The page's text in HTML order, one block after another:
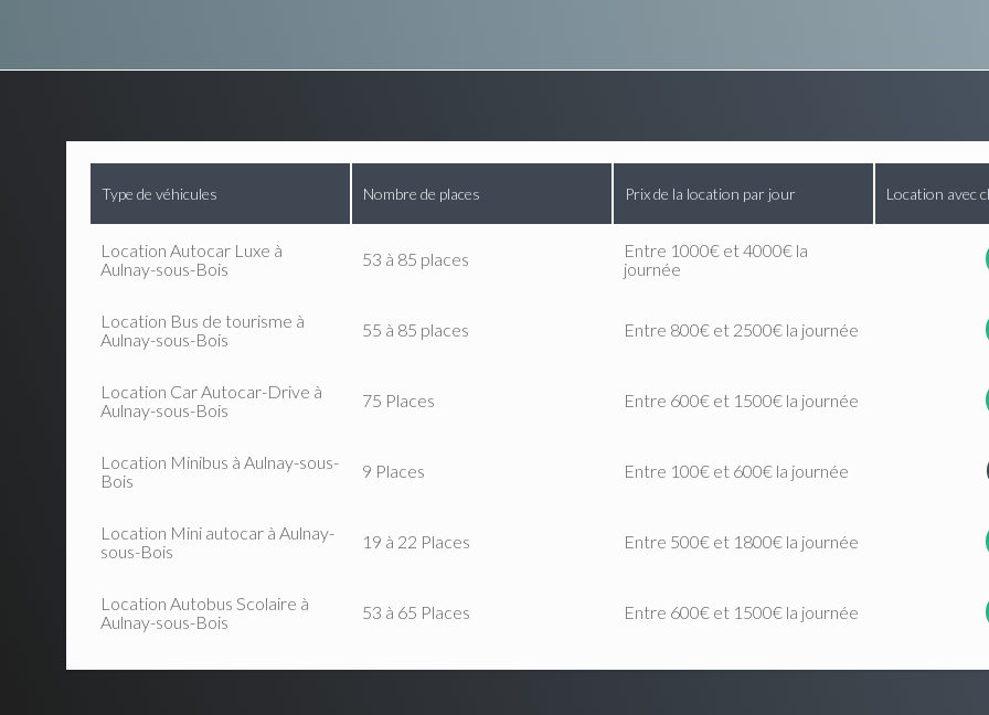
Type de véhicules Nombre de places Prix de la location par jour Location avec
Location Autocar Luxe à
Aulnay-sous-Bois
53 à 85 places
Entre 1000€ et 4000€ la
journée
Location Bus de tourisme à
Aulnay-sous-Bois
55 à 85 places Entre 800€ et 2500€ la journée
Location Car Autocar-Drive à
Aulnay-sous-Bois
75 Places Entre 600€ et 1500€ la journée
Location Minibus à Aulnay-sous-
Bois
9 Places Entre 100€ et 600€ la journée
Location Mini autocar à Aulnay-
sous-Bois
19 à 22 Places Entre 500€ et 1800€ la journée
Location Autobus Scolaire à
Aulnay-sous-Bois
53 à 65 Places Entre 600€ et 1500€ la journée